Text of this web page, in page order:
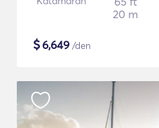
20 m
$6,649 /den